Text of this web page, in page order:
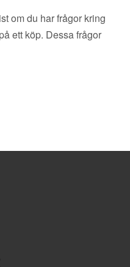
om du har frågor kring
ett köp. Dessa frågor